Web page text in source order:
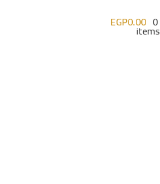
0
items
EGP0.00